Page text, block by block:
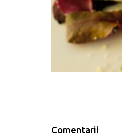
Comentarii